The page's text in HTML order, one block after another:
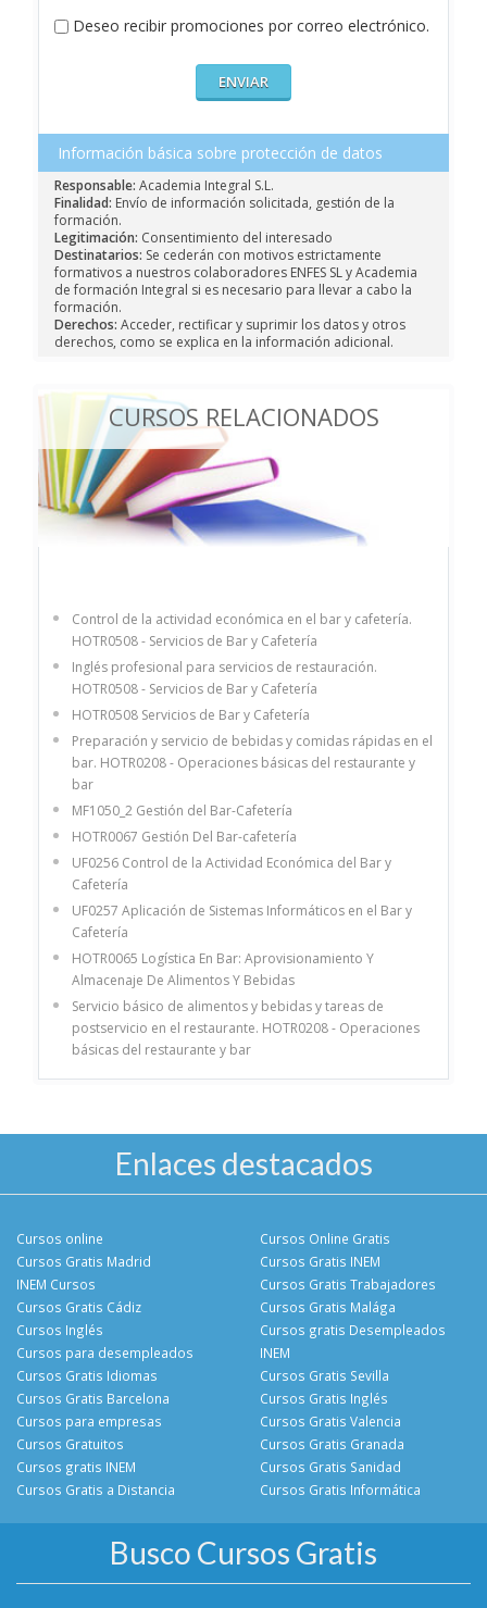
Deseo recibir promociones por correo electrónico.
Información básica sobre protección de datos
Responsable: Academia Integral S.L.
Finalidad: Envío de información solicitada, gestión de la
formación.
Legitimación: Consentimiento del interesado
Destinatarios: Se cederán con motivos estrictamente
formativos a nuestros colaboradores ENFES SL y Academia
de formación Integral si es necesario para llevar a cabo la
formación.
Derechos: Acceder, rectificar y suprimir los datos y otros
derechos, como se explica en la información adicional.
CURSOS RELACIONADOS
Control de la actividad económica en el bar y cafetería.
HOTR0508 - Servicios de Bar y Cafetería
Inglés profesional para servicios de restauración.
HOTR0508 - Servicios de Bar y Cafetería
HOTR0508 Servicios de Bar y Cafetería
Preparación y servicio de bebidas y comidas rápidas en el
bar. HOTR0208 - Operaciones básicas del restaurante y
bar
MF1050_2 Gestión del Bar-Cafetería
HOTR0067 Gestión Del Bar-cafetería
UF0256 Control de la Actividad Económica del Bar y
Cafetería
UF0257 Aplicación de Sistemas Informáticos en el Bar y
Cafetería
HOTR0065 Logística En Bar: Aprovisionamiento Y
Almacenaje De Alimentos Y Bebidas
Servicio básico de alimentos y bebidas y tareas de
postservicio en el restaurante. HOTR0208 - Operaciones
básicas del restaurante y bar
Enlaces destacados
Cursos online
Cursos Gratis Madrid
INEM Cursos
Cursos Gratis Cádiz
Cursos Online Gratis
Cursos Gratis INEM
Cursos Gratis Trabajadores
Cursos Gratis Malága
Cursos Inglés
Cursos para desempleados
Cursos Gratis Idiomas
Cursos Gratis Barcelona
Cursos gratis Desempleados
INEM
Cursos Gratis Sevilla
Cursos Gratis Inglés
Cursos para empresas
Cursos Gratuitos
Cursos gratis INEM
Cursos Gratis a Distancia
Cursos Gratis Valencia
Cursos Gratis Granada
Cursos Gratis Sanidad
Cursos Gratis Informática
Busco Cursos Gratis